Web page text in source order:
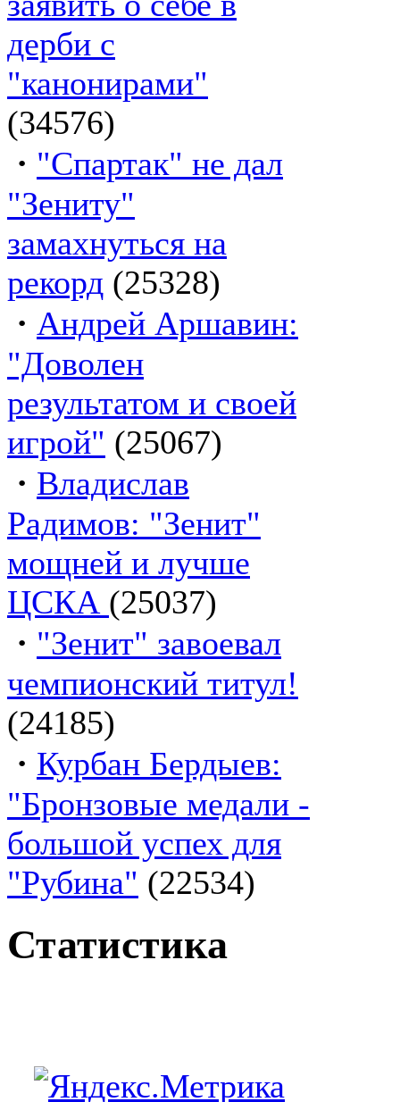
дерби с
"канонирами"
(34576)
· "Спартак" не дал
"Зениту"
замахнуться на
рекорд (25328)
· Андрей Аршавин:
"Доволен
результатом и своей
игрой" (25067)
· Владислав
Радимов: "Зенит"
мощней и лучше
ЦСКА (25037)
· "Зенит" завоевал
чемпионский титул!
(24185)
· Курбан Бердыев:
"Бронзовые медали -
большой успех для
"Рубина" (22534)
Статистика